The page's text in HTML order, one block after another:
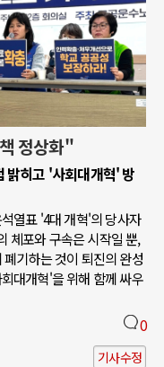
정상화"
밝히고 '사회대개혁' 방
열표 '4대 개혁'의 당사자
체포와 구속은 시작일 뿐,
기하는 것이 퇴진의 완성
대개혁'을 위해 함께 싸우
0
기사수정